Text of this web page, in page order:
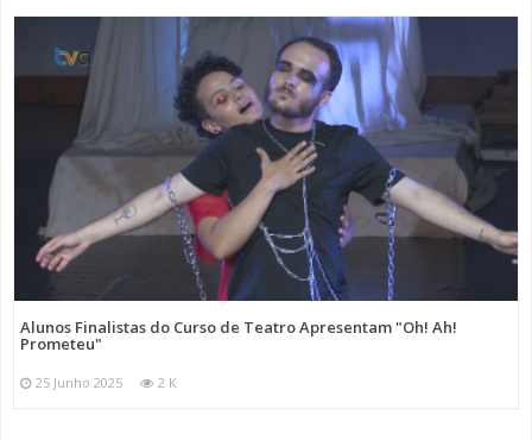
Alunos Finalistas do Curso de Teatro Apresentam "Oh! Ah!
Prometeu"
25 Junho 2025 2 K